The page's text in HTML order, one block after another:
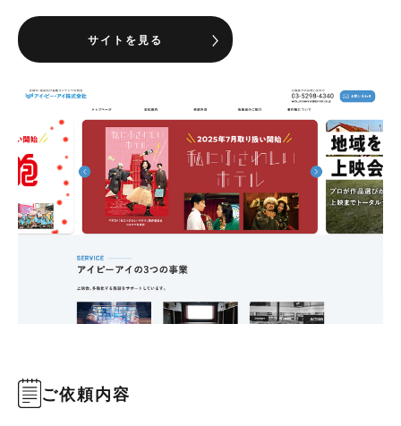
サイトを見る
ご依頼内容